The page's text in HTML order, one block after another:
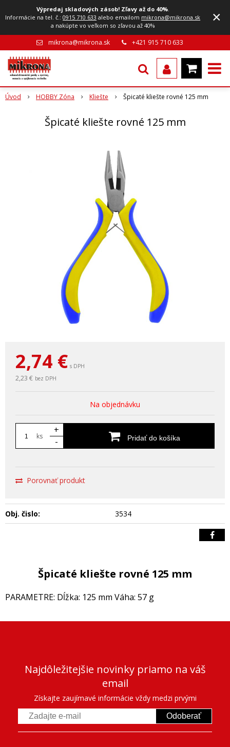
Výpredaj skladových zásob! Zľavy až do 40%.
Informácie na tel. č.:0915 710 633 alebo emailom mikrona@mikrona.sk
a nakúpte vo veľkom so zľavou až 40%
×
mikrona@mikrona.sk +421 915 710 633
Úvod HOBBY Zóna Kliešte Špicaté kliešte rovné 125 mm
Špicaté kliešte rovné 125 mm
2,74 € s DPH
2,23 € bez DPH
Na objednávku
ks
+
-
Pridať do košíka
Porovnať produkt
Obj. čislo: 3534
Špicaté kliešte rovné 125 mm
PARAMETRE: Dĺžka: 125 mm Váha: 57 g
Najdôležitejšie novinky priamo na váš
email
Získajte zaujímavé informácie vždy medzi prvými
Odoberať